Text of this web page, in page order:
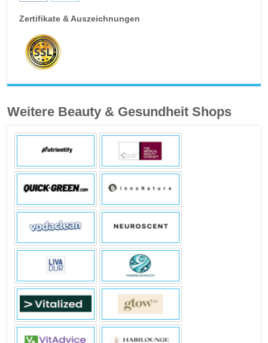
Zertifikate & Auszeichnungen
Weitere Beauty & Gesundheit Shops